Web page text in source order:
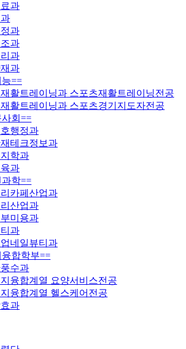
과
과
과
과
과
==
활트레이닝과 스포츠재활트레이닝전공
활트레이닝과 스포츠경기지도자전공
회==
행정과
테크정보과
학과
과
학==
카페산업과
산업과
미용과
과
네일뷰티과
합학부==
수과
융합계열 요양서비스전공
융합계열 헬스케어전공
과